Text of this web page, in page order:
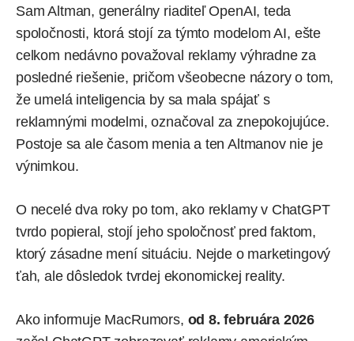
Sam Altman, generálny riaditeľ OpenAI, teda
spoločnosti, ktorá stojí za týmto modelom AI, ešte
celkom nedávno považoval reklamy výhradne za
posledné riešenie, pričom všeobecne názory o tom,
že umelá inteligencia by sa mala spájať s
reklamnými modelmi, označoval za znepokojujúce.
Postoje sa ale časom menia a ten Altmanov nie je
výnimkou.
O necelé dva roky po tom, ako reklamy v ChatGPT
tvrdo popieral, stojí jeho spoločnosť pred faktom,
ktorý zásadne mení situáciu. Nejde o marketingový
ťah, ale dôsledok tvrdej ekonomickej reality.
Ako informujeMacRumors, od 8. februára 2026